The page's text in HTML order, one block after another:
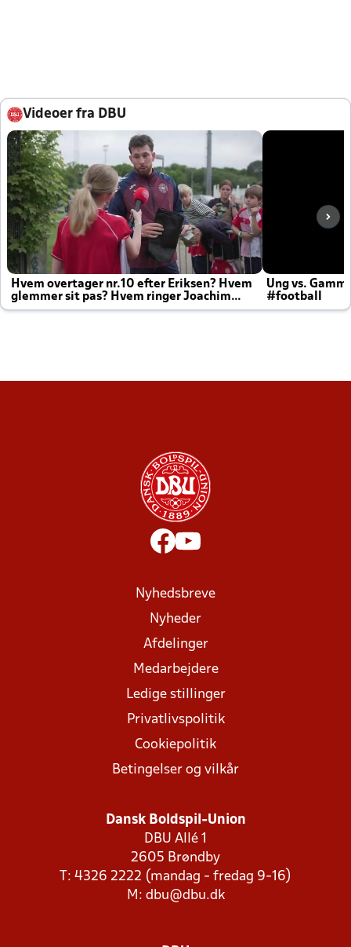
Videoer fra DBU
Hvem overtager nr.10 efter Eriksen? Hvem
glemmer sit pas? Hvem ringer Joachim
altid til efter kampe?
Ung vs.
#football
Nyhedsbreve
Nyheder
Afdelinger
Medarbejdere
Ledige stillinger
Privatlivspolitik
Cookiepolitik
Betingelser og vilkår
Dansk Boldspil-Union
DBU Allé 1
2605 Brøndby
T: 4326 2222 (mandag - fredag 9-16)
M: dbu@dbu.dk